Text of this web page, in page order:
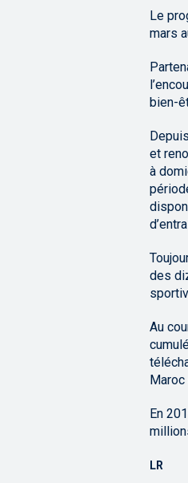
Le
mars
bien-
et
à
des
Au
Maroc
En
LR